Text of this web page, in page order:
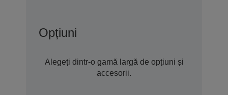
Opțiuni
Alegeți dintr-o gamă largă de opțiuni și
accesorii.